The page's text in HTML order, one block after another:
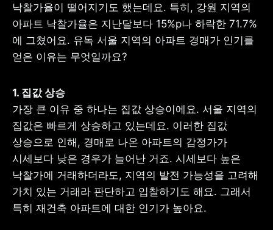
낙찰가율이 떨어지기도 했는데요. 특히, 강원 지역의
아파트 낙찰가율은 지난달보다 15%p나 하락한 71.7%
에 그쳤어요. 유독 서울 지역의 아파트 경매가 인기를
얻은 이유는 무엇일까요?
가장 큰 이유 중 하나는 집값 상승이에요. 서울 지역의
집값은 빠르게 상승하고 있는데요. 이러한 집값
상승으로 인해, 경매로 나온 아파트의 감정가가
시세보다 낮은 경우가 늘어난 거죠. 시세보다 높은
낙찰가에 거래하더라도, 지역의 발전 가능성을 고려해
가치 있는 거래라 판단하고 입찰하기도 해요. 그래서
특히 재건축 아파트에 대한 인기가 높아요.